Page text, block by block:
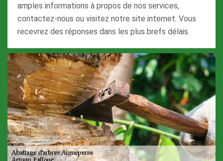
amples informations à propos de nos services,
contactez-nous ou visitez notre site internet. Vous
recevrez des réponses dans les plus brefs délais.